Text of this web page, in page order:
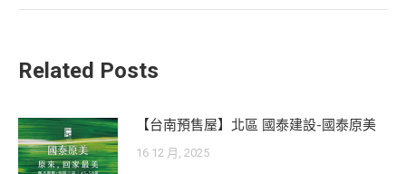
Related Posts
【台南預售屋】北區 國泰建設-國泰原美
16 12 月, 2025